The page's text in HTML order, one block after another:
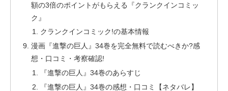
額の3倍のポイントがもらえる『クランクインコミッ
ク』
クランクインコミック!の基本情報
漫画『進撃の巨人』34巻を完全無料で読むべきか?感
想・口コミ・考察確認!
『進撃の巨人』34巻のあらすじ
『進撃の巨人』34巻の感想・口コミ【ネタバレ】